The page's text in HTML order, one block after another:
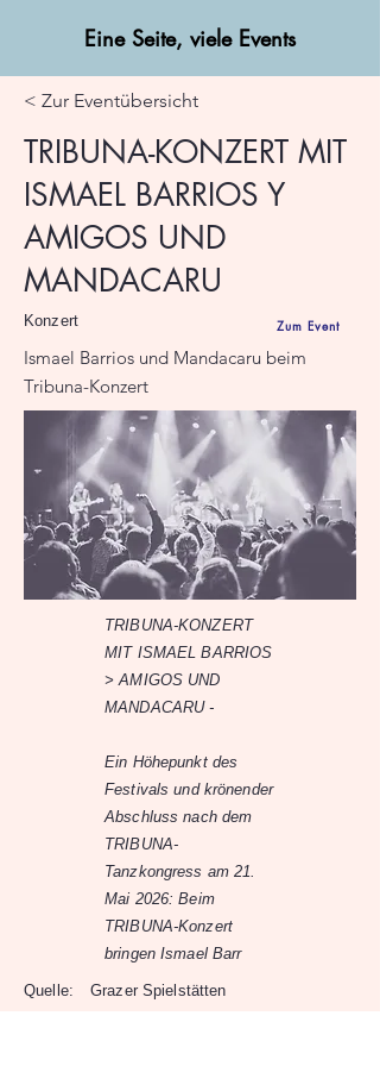
Eine Seite, viele Events
< Zur Eventübersicht
TRIBUNA-KONZERT MIT
ISMAEL BARRIOS Y
AMIGOS UND
MANDACARU
Konzert Zum Event
Ismael Barrios und Mandacaru beim
Tribuna-Konzert
TRIBUNA-KONZERT
MIT ISMAEL BARRIOS
> AMIGOS UND
MANDACARU -
Ein Höhepunkt des
Festivals und krönender
Abschluss nach dem
TRIBUNA-
Tanzkongress am 21.
Mai 2026: Beim
TRIBUNA-Konzert
bringen Ismael Barr
Quelle: Grazer Spielstätten